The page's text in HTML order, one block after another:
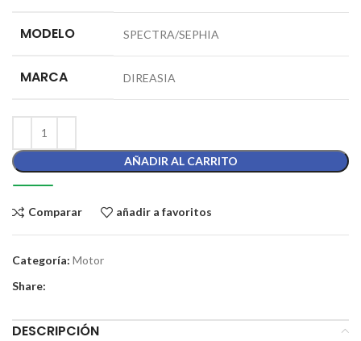
MODELO SPECTRA/SEPHIA
MARCA DIREASIA
AÑADIR AL CARRITO
Comparar añadir a favoritos
Categoría: Motor
Share:
DESCRIPCIÓN